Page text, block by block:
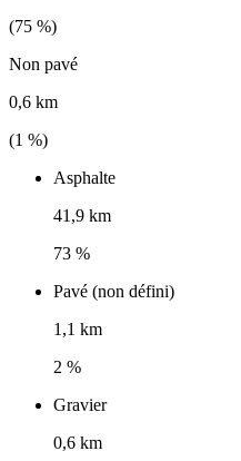
(75 %)
Non pavé
0,6 km
(1 %)
Asphalte
41,9 km
73 %
Pavé (non défini)
1,1 km
2 %
Gravier
0,6 km